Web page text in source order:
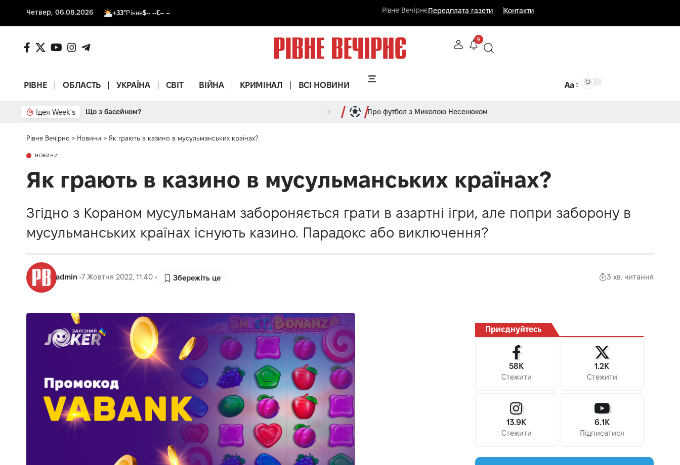
Четвер, 06.08.2026 +33°Рівне$--.--€--.-- Рівне ВечірнєПередплата газети Контакти
9
РІВНЕ ОБЛАСТЬ УКРАЇНА СВІТ ВІЙНА КРИМІНАЛ ВСІ НОВИНИ Аа
Ідея Week's Від паркану до картонки Про футбол з Миколою Несенюком
Рівне Вечірнє > Новини > Як грають в казино в мусульманських країнах?
НОВИНИ
Як грають в казино в мусульманських країнах?
Згідно з Кораном мусульманам забороняється грати в азартні ігри, але попри заборону в
мусульманських країнах існують казино. Парадокс або виключення?
admin 7 Жовтня 2022, 11:40 3 хв. читання
Приєднуйтесь
58K
Стежити
1.2K
Стежити
13.9K
Стежити
6.1K
Підписатися